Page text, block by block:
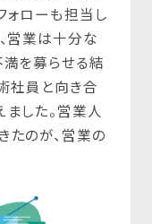
ォローも担当し
営業は十分な
満を募らせる結
社員と向き合
した。営業人
たのが、営業の